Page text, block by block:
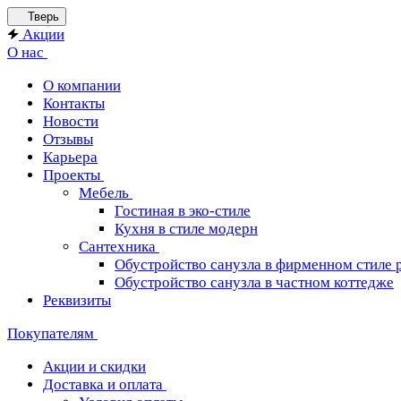
Тверь
Акции
О нас
О компании
Контакты
Новости
Отзывы
Карьера
Проекты
Мебель
Гостиная в эко-стиле
Кухня в стиле модерн
Сантехника
Обустройство санузла в фирменном стиле
Обустройство санузла в частном коттедже
Реквизиты
Покупателям
Акции и скидки
Доставка и оплата